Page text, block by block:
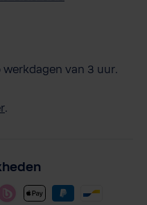
van 3 uur.
.